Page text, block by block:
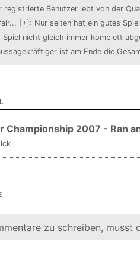
registrierte Benutzer lebt von der
... [+] : Nur selten hat ein gutes
Spiel nicht gleich immer komplett
ist am Ende die
Championship 2007 - Ran
zu schreiben, musst